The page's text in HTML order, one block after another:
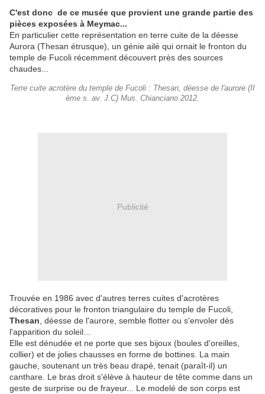
C'est donc de ce musée que provient une grande partie des
pièces exposées à Meymac...
En particulier cette représentation en terre cuite de la déesse
Aurora (Thesan étrusque), un génie ailé qui ornait le fronton du
temple de Fucoli récemment découvert près des sources
chaudes...
Terre cuite acrotère du temple de Fucoli : Thesan, déesse de l'aurore (II
ème s. av. J.C) Mus. Chianciano 2012.
Publicité
Trouvée en 1986 avec d'autres terres cuites d'acrotères
décoratives pour le fronton triangulaire du temple de Fucoli,
Thesan , déesse de l'aurore, semble flotter ou s'envoler dès
l'apparition du soleil...
Elle est dénudée et ne porte que ses bijoux (boules d'oreilles,
collier) et de jolies chausses en forme de bottines. La main
gauche, soutenant un très beau drapé, tenait (paraît-il) un
canthare. Le bras droit s'élève à hauteur de tête comme dans un
geste de surprise ou de frayeur... Le modelé de son corps est